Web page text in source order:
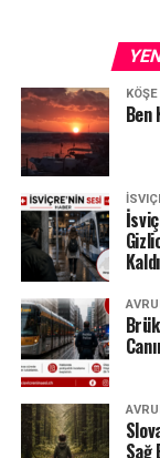
Kuraklığın
des Brenets de
karşıya.
24 Temmuz
metre, çıkıştaki
metreküp olarak
nedeniyle
Lac des Brenets
dönemlerinde
yazında su
Ren
yağış
gözler önüne
Ben
Kaldı
Sağ